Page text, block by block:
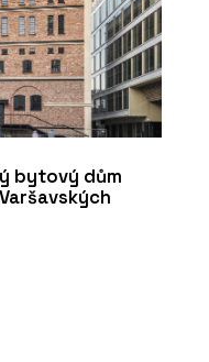
bytový dům